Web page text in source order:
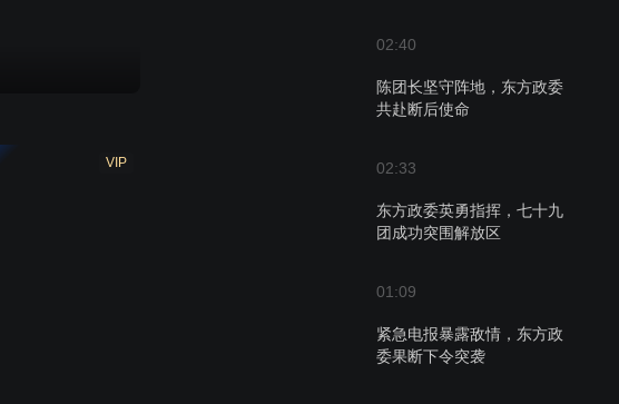
02:40
陈团长坚守阵地，东方政委
共赴断后使命
02:33
东方政委英勇指挥，七十九
团成功突围解放区
01:09
紧急电报暴露敌情，东方政
委果断下令突袭
VIP